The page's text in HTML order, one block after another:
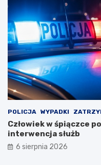
POLICJA WYPADKI
Człowiek w śpiączce
interwencja służb
6 sierpnia 2026